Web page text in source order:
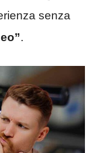
senza
.